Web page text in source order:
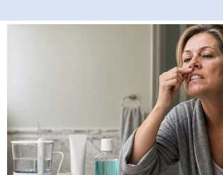
užívat lihovou pepřovou
vnitřně a jako potírání
tinkturu z pepře,
a petroleje. Na bolest v
pomůže následující
smíchejte ½ lžičky
medu a vody a roztok